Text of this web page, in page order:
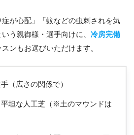
症が心配」「蚊などの虫刺されを気
う親御様・選手向けに、 冷房完備
ンもお選びいただけます。
（広さの関係で）
坦な人工芝（※土のマウンドは